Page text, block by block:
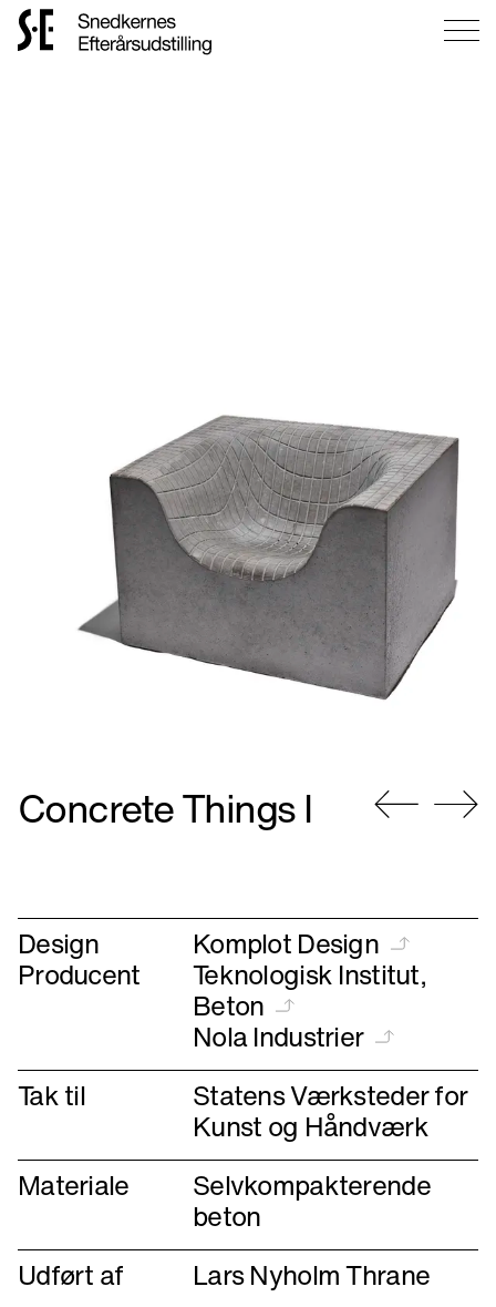
Concrete Things I
Design Komplot Design
Producent Teknologisk Institut,
Beton
Nola Industrier
Tak til
Statens Værksteder for
Kunst og Håndværk
Materiale
Selvkompakterende
beton
Udført af
Lars Nyholm Thrane